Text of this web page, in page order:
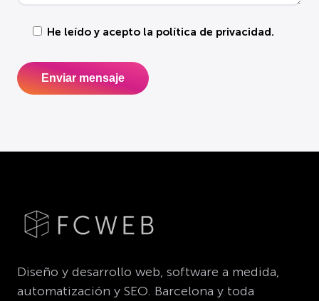
He leído y acepto la política de privacidad.
Diseño y desarrollo web, software a medida,
automatización y SEO. Barcelona y toda